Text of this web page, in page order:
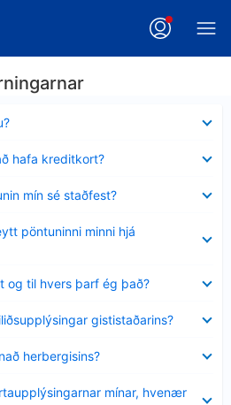
hafa kreditkort?
mín sé staðfest?
pöntuninni minni hjá
og til hvers þarf ég það?
gististaðarins?
herbergisins?
mínar, hvenær